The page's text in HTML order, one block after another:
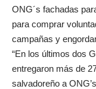
ONG´s fachadas
para comprar
campañas y
“En los últimos dos
entregaron más de
salvadoreño a